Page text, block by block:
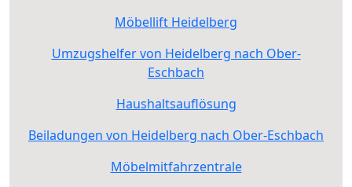
Möbellift Heidelberg
Umzugshelfer von Heidelberg nach Ober-
Eschbach
Haushaltsauflösung
Beiladungen von Heidelberg nach Ober-Eschbach
Möbelmitfahrzentrale